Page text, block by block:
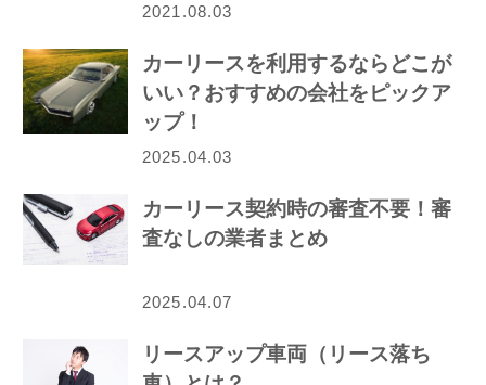
2021.08.03
カーリースを利用するならどこが
いい？おすすめの会社をピックア
ップ！
2025.04.03
カーリース契約時の審査不要！審
査なしの業者まとめ
2025.04.07
リースアップ車両（リース落ち